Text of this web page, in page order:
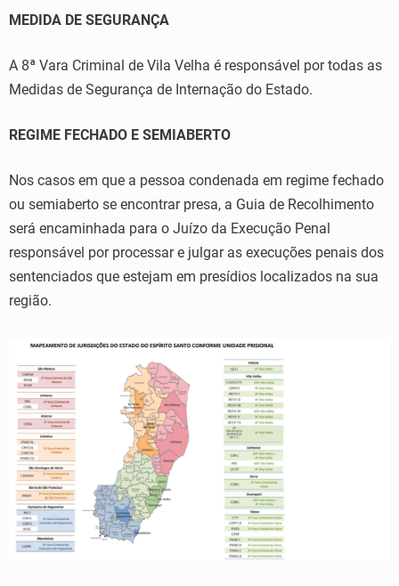
MEDIDA DE SEGURANÇA
A 8ª Vara Criminal de Vila Velha é responsável por todas as
Medidas de Segurança de Internação do Estado.
REGIME FECHADO E SEMIABERTO
Nos casos em que a pessoa condenada em regime fechado
ou semiaberto se encontrar presa, a Guia de Recolhimento
será encaminhada para o Juízo da Execução Penal
responsável por processar e julgar as execuções penais dos
sentenciados que estejam em presídios localizados na sua
região.